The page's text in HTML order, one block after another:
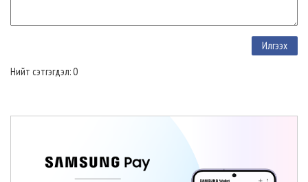
Нийт сэтгэгдэл: 0